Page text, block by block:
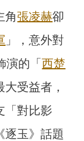
角張凌赫卻
」，意外對
演的「西楚
大受益者，
「對比影
逐玉》話題